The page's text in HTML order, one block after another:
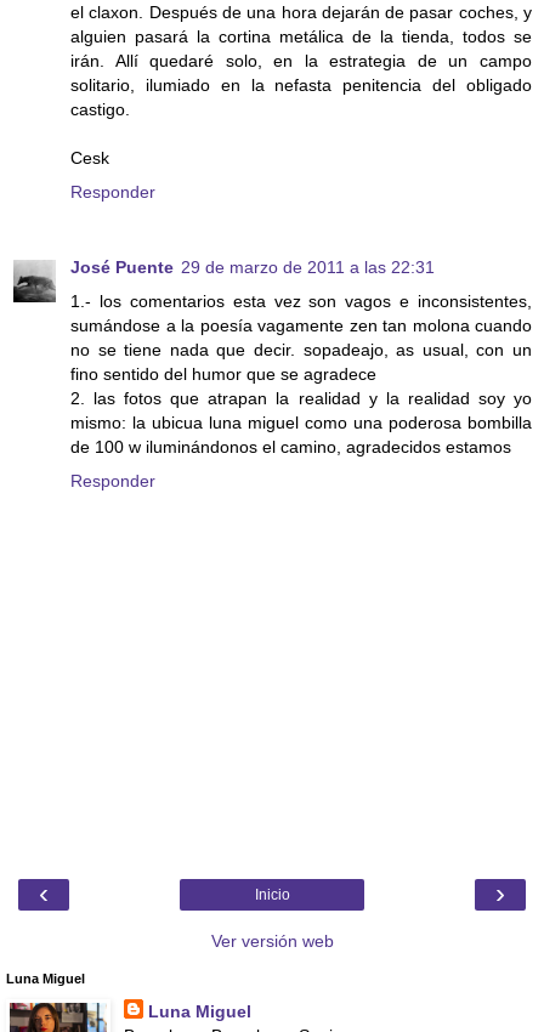
el claxon. Después de una hora dejarán de pasar coches, y
alguien pasará la cortina metálica de la tienda, todos se
irán. Allí quedaré solo, en la estrategia de un campo
solitario, ilumiado en la nefasta penitencia del obligado
castigo.
Cesk
Responder
José Puente 29 de marzo de 2011 a las 22:31
1.- los comentarios esta vez son vagos e inconsistentes,
sumándose a la poesía vagamente zen tan molona cuando
no se tiene nada que decir. sopadeajo, as usual, con un
fino sentido del humor que se agradece
2. las fotos que atrapan la realidad y la realidad soy yo
mismo: la ubicua luna miguel como una poderosa bombilla
de 100 w iluminándonos el camino, agradecidos estamos
Responder
‹ ›
Inicio
Ver versión web
Luna Miguel
Luna Miguel